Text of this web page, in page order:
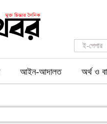
ই-পেপার
আইন-আদালত অর্থ ও